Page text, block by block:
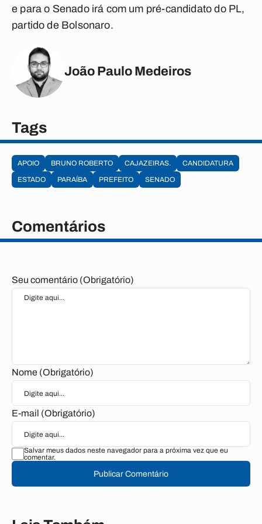
e para o Senado irá com um pré-candidato do PL,
partido de Bolsonaro.
João Paulo Medeiros
Tags
APOIO BRUNO ROBERTO CAJAZEIRAS.
CANDIDATURA
ESTADO
PARAÍBA PREFEITO SENADO
Comentários
Seu comentário (Obrigatório)
Nome (Obrigatório)
E-mail (Obrigatório)
Salvar meus dados neste navegador para a próxima vez que eu
comentar.
Publicar Comentário